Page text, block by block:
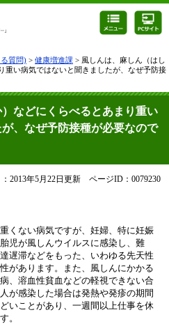
質問) > 健康増進課 > 風しんは、麻しん（はし
重い病気ではないと聞きましたが、なぜ予防接
などにくらべるとあまり重い
、なぜ予防接種が必要なので
2013年5月22日更新 ページID：0079230
くない病気ですが、妊婦、特に妊娠
児が風しんウイルスに感染し、難
遅滞などをもった、いわゆる先天性
があります。また、風しんにかかる
、溶血性貧血などの軽視できない合
が感染した場合は発熱や発疹の期間
いことがあり、一週間以上仕事を休
。